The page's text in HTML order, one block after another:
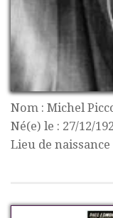
Nom : Michel
Né(e) le : 27/12/
Lieu de